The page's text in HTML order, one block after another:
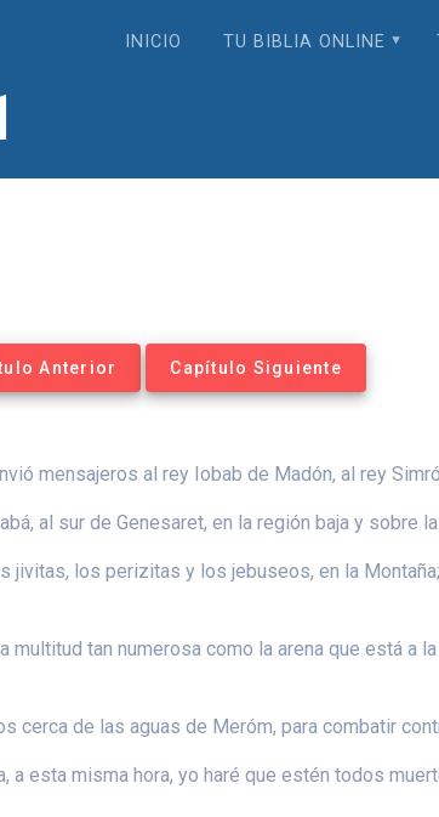
INICIO TU BIBLIA ONLINE
Anterior Capítulo Siguiente
mensajeros al rey Iobab de Madón, al rey
al sur de Genesaret, en la región baja y sobre
los perizitas y los jebuseos, en la
tan numerosa como la arena que está a
cerca de las aguas de Meróm, para combatir
a esta misma hora, yo haré que estén todos